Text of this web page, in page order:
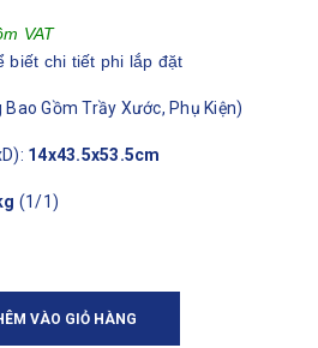
VAT
biết chi tiết phi lắp đặt
Bao Gồm Trầy Xước, Phụ Kiện)
14x43.5x53.5cm
(1/1)
VÀO GIỎ HÀNG